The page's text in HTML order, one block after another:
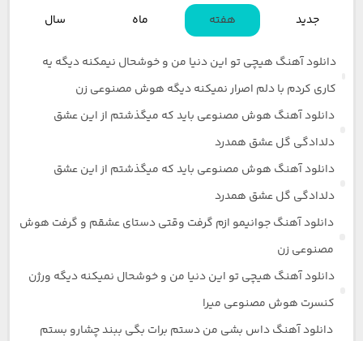
جدید هفته ماه سال
دانلود آهنگ هیچی تو این دنیا من و خوشحال نیمکنه دیگه یه
کاری کردم با دلم اصرار نمیکنه دیگه هوش مصنوعی زن
دانلود آهنگ هوش مصنوعی باید که میگذشتم از این عشق
دلدادگی گل عشق همدرد
دانلود آهنگ هوش مصنوعی باید که میگذشتم از این عشق
دلدادگی گل عشق همدرد
دانلود آهنگ جوانیمو ازم گرفت وقتی دستای عشقم و گرفت هوش
مصنوعی زن
دانلود آهنگ هیچی تو این دنیا من و خوشحال نمیکنه دیگه ورژن
کنسرت هوش مصنوعی میرا
دانلود آهنگ داس بشی من دستم برات بگی ببند چشارو بستم